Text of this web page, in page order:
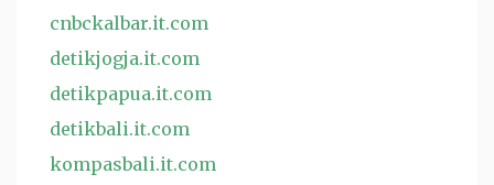
cnbckalbar.it.com
detikjogja.it.com
detikpapua.it.com
detikbali.it.com
kompasbali.it.com